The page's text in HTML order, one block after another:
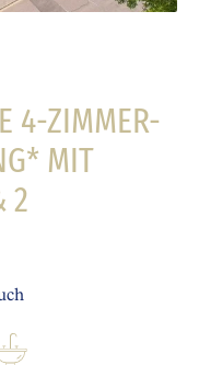
4-ZIMMER-
MIT
2